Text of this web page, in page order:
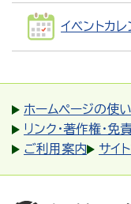
イベントカ
ホームページの使
リンク・著作権・免
ご利用案内
サイ